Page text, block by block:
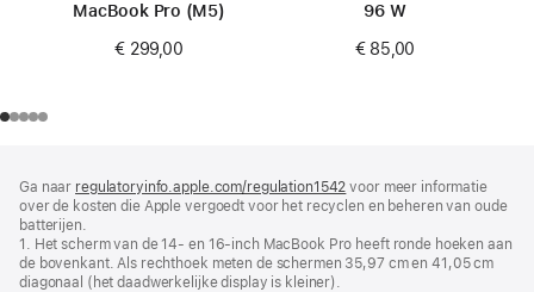
MacBook Pro (M5)
€ 299,00
96 W
€ 85,00
Ga naar regulatoryinfo.apple.com/regulation1542 (wordt
in
venster
geopend)
voor meer informatie
over de kosten die Apple vergoedt voor het recyclen en beheren van oude
batterijen.
1. Het scherm van de 14‑ en 16-inch MacBook Pro heeft ronde hoeken aan
de bovenkant. Als rechthoek meten de schermen 35,97 cm en 41,05 cm
diagonaal (het daadwerkelijke display is kleiner).